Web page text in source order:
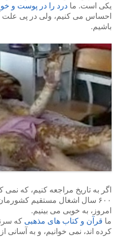
یکی است. ما درد را در پوست و
احساس می کنیم، ولی در پی علت
باشیم.
اگر به تاریخ مراجعه کنیم، که نمی
۶۰۰ سال اشغال مستقیم
امروز، به خوبی می بینیم.
ما قرآن و کتاب های مذهبی که
کرده اند، نمی خوانیم، و به آسانی